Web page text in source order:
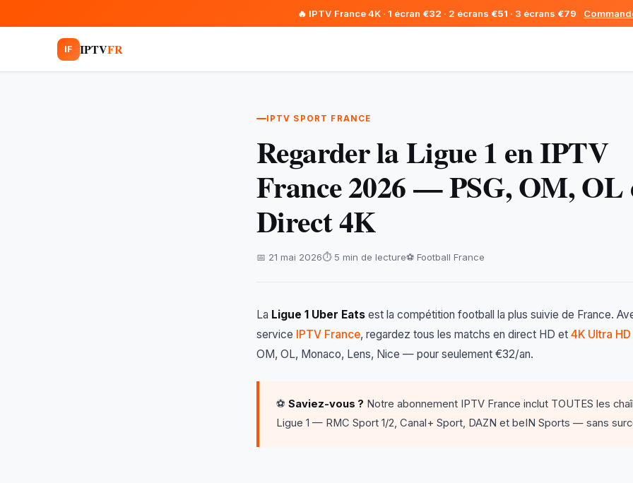
🔥 IPTV France 4K · 1 écran €32 · 2 écrans €51 · 3 écrans €79
IF IPTVFR
IPTV SPORT FRANCE
Regarder la Ligue 1 en IPTV
France 2026 — PSG, OM, OL
Direct 4K
📅 21 mai 2026⏱️ 5 min de lecture⚽ Football France
La Ligue 1 Uber Eatsest la compétition football la plus suivie de France.
service IPTV France, regardez tous les matchs en direct HD et 4K Ultra HD
OM, OL, Monaco, Lens, Nice — pour seulement €32/an.
⚽ Saviez-vous ? Notre abonnement IPTV France inclut TOUTES les
Ligue 1 — RMC Sport 1/2, Canal+ Sport, DAZN et beIN Sports — sans